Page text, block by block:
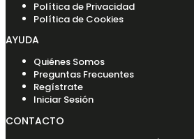
Política de Privacidad
Política de Cookies
AYUDA
Quiénes Somos
Preguntas Frecuentes
Regístrate
Iniciar Sesión
CONTACTO